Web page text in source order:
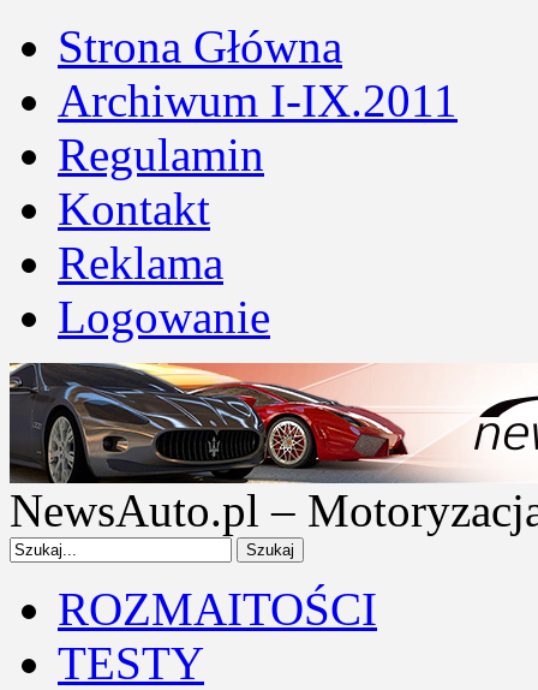
Strona Główna
Archiwum I-IX.2011
Regulamin
Kontakt
Reklama
Logowanie
NewsAuto.pl –
ROZMAITOŚCI
TESTY